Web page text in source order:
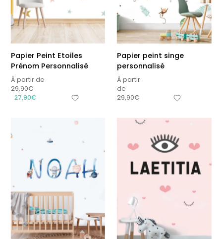
Papier Peint Etoiles
Prénom Personnalisé
À partir de
29,90€
27,90€
Papier peint singe
personnalisé
À partir
de
29,90€